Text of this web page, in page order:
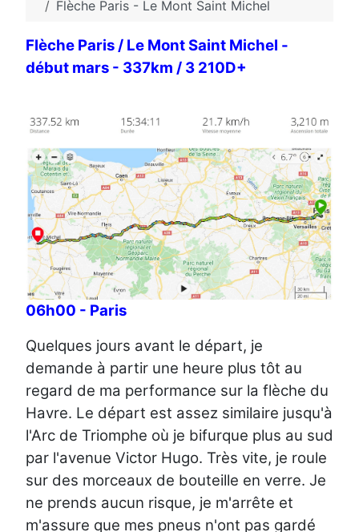
Flèche Paris - Le Mont Saint Michel
Flèche Paris / Le Mont Saint Michel -
début mars - 337km / 3 210D+
06h00 - Paris
Quelques jours avant le départ, je
demande à partir une heure plus tôt au
regard de ma performance sur la flèche du
Havre. Le départ est assez similaire jusqu'à
l'Arc de Triomphe où je bifurque plus au sud
par l'avenue Victor Hugo. Très vite, je roule
sur des morceaux de bouteille en verre. Je
ne prends aucun risque, je m'arrête et
m'assure que mes pneus n'ont pas gardé